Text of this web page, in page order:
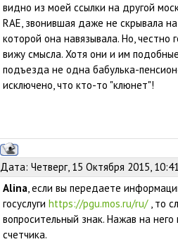
видно из моей ссылки на другой
RAE, звонившая даже не скрывала
которой она навязывала. Но, честно
вижу смысла. Хотя они и им
подъезда не одна бабулька-
исключено, что кто-то "клюнет"!
Дата: Четверг, 15 Октября 2015,
Alina, если вы передаете
госуслуги https://pgu.mos.ru/ru/, то
вопросительный знак. Нажав на
счетчика.